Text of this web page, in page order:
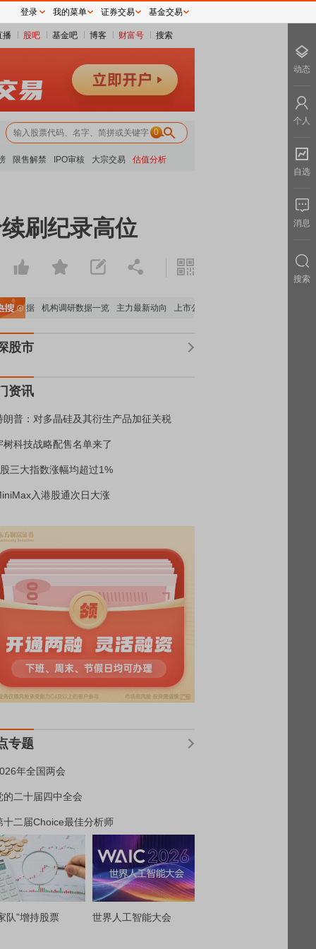
播 股吧 基金吧 博客 财富号 搜索
0
限售解禁 IPO审核 大宗交易 估值分析
刷纪录高位
数据 机构调研数据一览 主力最新动向 上市公司限售股解禁一览
股市
资讯
朗普：对多晶硅及其衍生产品加征关税
树科技战略配售名单来了
三大指数涨幅均超过1%
入港股通次日大涨
专题
年全国两会
的二十届四中全会
十二届Choice最佳分析师
队”增持股票 世界人工智能大会
登录 我的菜单 证券交易 基金交易
动态
个人
自选
消息
搜索